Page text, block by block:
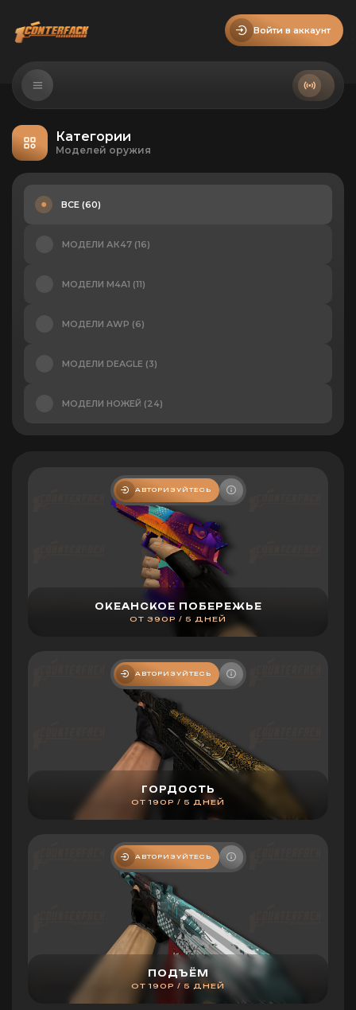
Войти в аккаунт
Категории
Моделей оружия
ВСЕ (60)
МОДЕЛИ АК47 (16)
МОДЕЛИ M4A1 (11)
МОДЕЛИ AWP (6)
МОДЕЛИ DEAGLE (3)
МОДЕЛИ НОЖЕЙ (24)
ОКЕАНСКОЕ ПОБЕРЕЖЬЕ
ОТ 390Р / 5 ДНЕЙ
АВТОРИЗУЙТЕСЬ
ГОРДОСТЬ
ОТ 190Р / 5 ДНЕЙ
АВТОРИЗУЙТЕСЬ
ПОДЪЁМ
ОТ 190Р / 5 ДНЕЙ
АВТОРИЗУЙТЕСЬ